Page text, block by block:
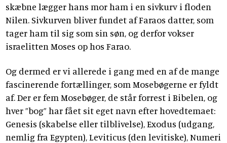
skæbne lægger hans mor ham i en sivkurv i floden
Nilen. Sivkurven bliver fundet af Faraos datter, som
tager ham til sig som sin søn, og derfor vokser
israelitten Moses op hos Farao.
Og dermed er vi allerede i gang med en af de mange
fascinerende fortællinger, som Mosebøgerne er fyldt
af. Der er fem Mosebøger, de står forrest i Bibelen, og
hver ”bog” har fået sit eget navn efter hovedtemaet:
Genesis (skabelse eller tilblivelse), Exodus (udgang,
nemlig fra Egypten), Leviticus (den levitiske), Numeri